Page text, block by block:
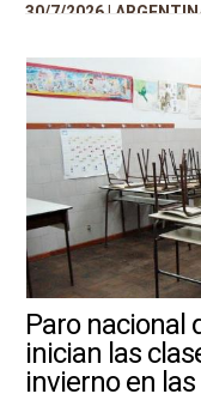
30/7/2026 |
Paro nacional
inician las
invierno en